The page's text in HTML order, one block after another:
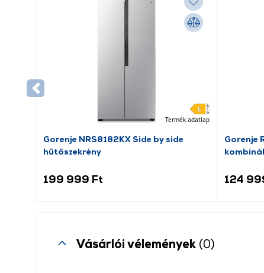
Termék adatlap
Gorenje NRS8182KX Side by side
hűtőszekrény
199 999 Ft
Gorenje
124
Vásárlói vélemények (0)